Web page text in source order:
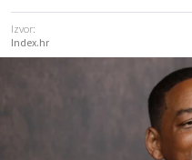
Izvor:
Index.hr